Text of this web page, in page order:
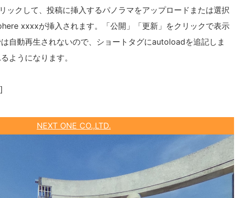
ックして、投稿に挿入するパノラマをアップロードまたは選択
xxxxが挿入されます。「公開」「更新」をクリックで表示
自動再生されないので、ショートタグにautoloadを追記しま
ようになります。
]
NEXT ONE CO.,LTD.